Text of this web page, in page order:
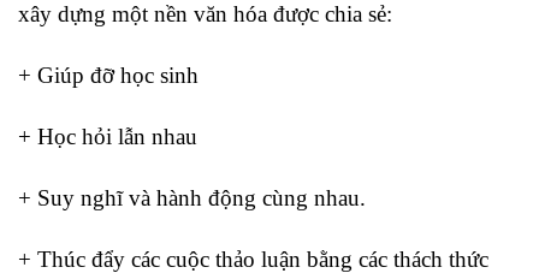
xây dựng một nền văn hóa được chia sẻ:
+ Giúp đỡ học sinh
+ Học hỏi lẫn nhau
+ Suy nghĩ và hành động cùng nhau.
+ Thúc đẩy các cuộc thảo luận bằng các thách thức